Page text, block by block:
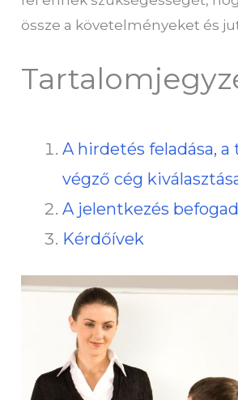
össze a követelményeket és
A hirdetés feladása, a
végző cég
A jelentkezés
Kérdőívek